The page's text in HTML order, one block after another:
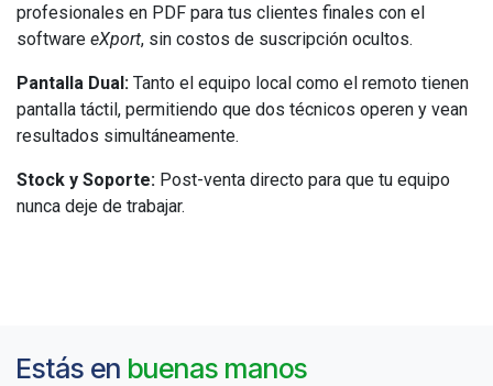
profesionales en PDF para tus clientes finales con el
software eXport, sin costos de suscripción ocultos.
Pantalla Dual: Tanto el equipo local como el remoto tienen
pantalla táctil, permitiendo que dos técnicos operen y vean
resultados simultáneamente.
Stock y Soporte: Post-venta directo para que tu equipo
nunca deje de trabajar.
Estás en buenas manos